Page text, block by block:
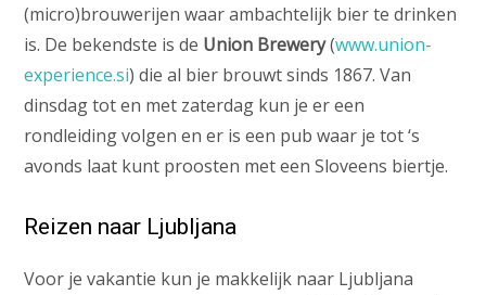
(micro)brouwerijen waar ambachtelijk bier te drinken
is. De bekendste is de Union Brewery(www.union-
experience.si) die al bier brouwt sinds 1867. Van
dinsdag tot en met zaterdag kun je er een
rondleiding volgen en er is een pub waar je tot ‘s
avonds laat kunt proosten met een Sloveens biertje.
Reizen naar Ljubljana
Voor je vakantie kun je makkelijk naar Ljubljana